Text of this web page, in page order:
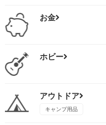
お金
ホビー
アウトドア
キャンプ用品